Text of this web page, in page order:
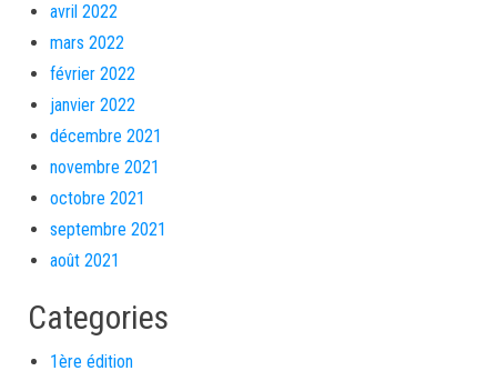
avril 2022
mars 2022
février 2022
janvier 2022
décembre 2021
novembre 2021
octobre 2021
septembre 2021
août 2021
Categories
1ère édition